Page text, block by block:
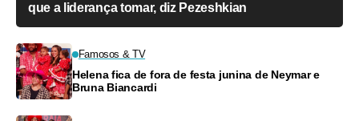
que a liderança tomar, diz Pezeshkian
Famosos & TV
Helena fica de fora de festa junina de Neymar e
Bruna Biancardi